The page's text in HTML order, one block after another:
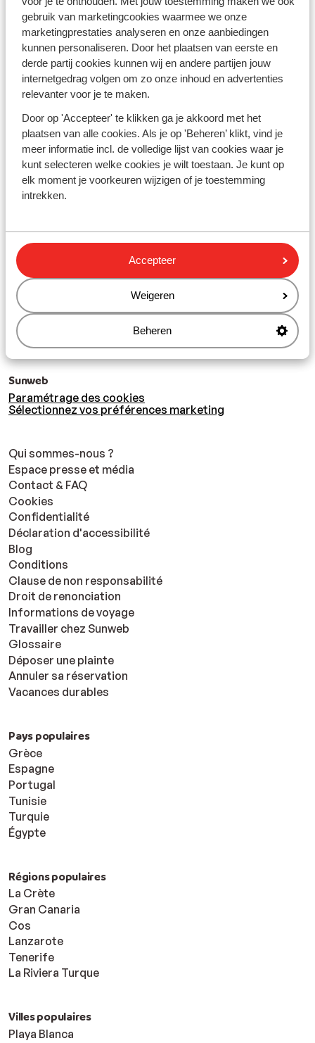
gebruik van marketingcookies waarmee we onze
marketingprestaties analyseren en onze aanbiedingen
kunnen personaliseren. Door het plaatsen van eerste en
derde partij cookies kunnen wij en andere partijen jouw
internetgedrag volgen om zo onze inhoud en advertenties
relevanter voor je te maken.
Door op 'Accepteer' te klikken ga je akkoord met het
plaatsen van alle cookies. Als je op 'Beheren’ klikt, vind je
meer informatie incl. de volledige lijst van cookies waar je
kunt selecteren welke cookies je wilt toestaan. Je kunt op
elk moment je voorkeuren wijzigen of je toestemming
intrekken.
Accepteer
Weigeren
Beheren
Découvrez les sites incontournables du
Portugal
Le Portugal, à quelques heures de vol de chez vous,
vous promet une déconnexion totale. Laissez-vous
envoûter par la diversité de ses paysages, de l'Algarve
et ses plages paradisiaques à la capitale Lisbonne et
ses richesses culturelles.Madère, l'île aux fleurs, vous
offrira des panoramas spectaculaires lors de vos
randonnées, tandis que les Açores, surnommées
l'Hawaï de l'Europe, vous émerveilleront avec ses
volcans, ses plages de sable noir et ses cascades
N'attendez plus, réservez dès maintenant votre vol vers
le Portugal !
Voir tous les billets d'avion pour le Portugal
Sunweb
Paramétrage des cookies
Sélectionnez vos préférences marketing
Qui sommes-nous ?
Espace presse et média
Contact & FAQ
Cookies
Confidentialité
Déclaration d'accessibilité
Blog
Conditions
Clause de non responsabilité
Droit de renonciation
Informations de voyage
Travailler chez Sunweb
Glossaire
Déposer une plainte
Annuler sa réservation
Vacances durables
Pays populaires
Grèce
Espagne
Portugal
Tunisie
Turquie
Égypte
Régions populaires
La Crète
Gran Canaria
Cos
Lanzarote
Tenerife
La Riviera Turque
Villes populaires
Playa Blanca